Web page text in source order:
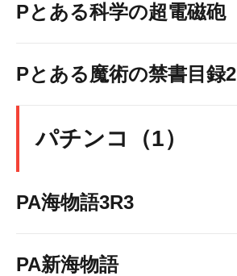
Pとある科学の超電磁砲
Pとある魔術の禁書目録2
パチンコ（1）
PA海物語3R3
PA新海物語